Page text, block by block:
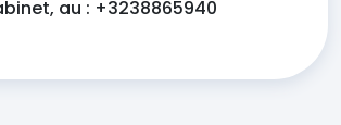
au : +3238865940